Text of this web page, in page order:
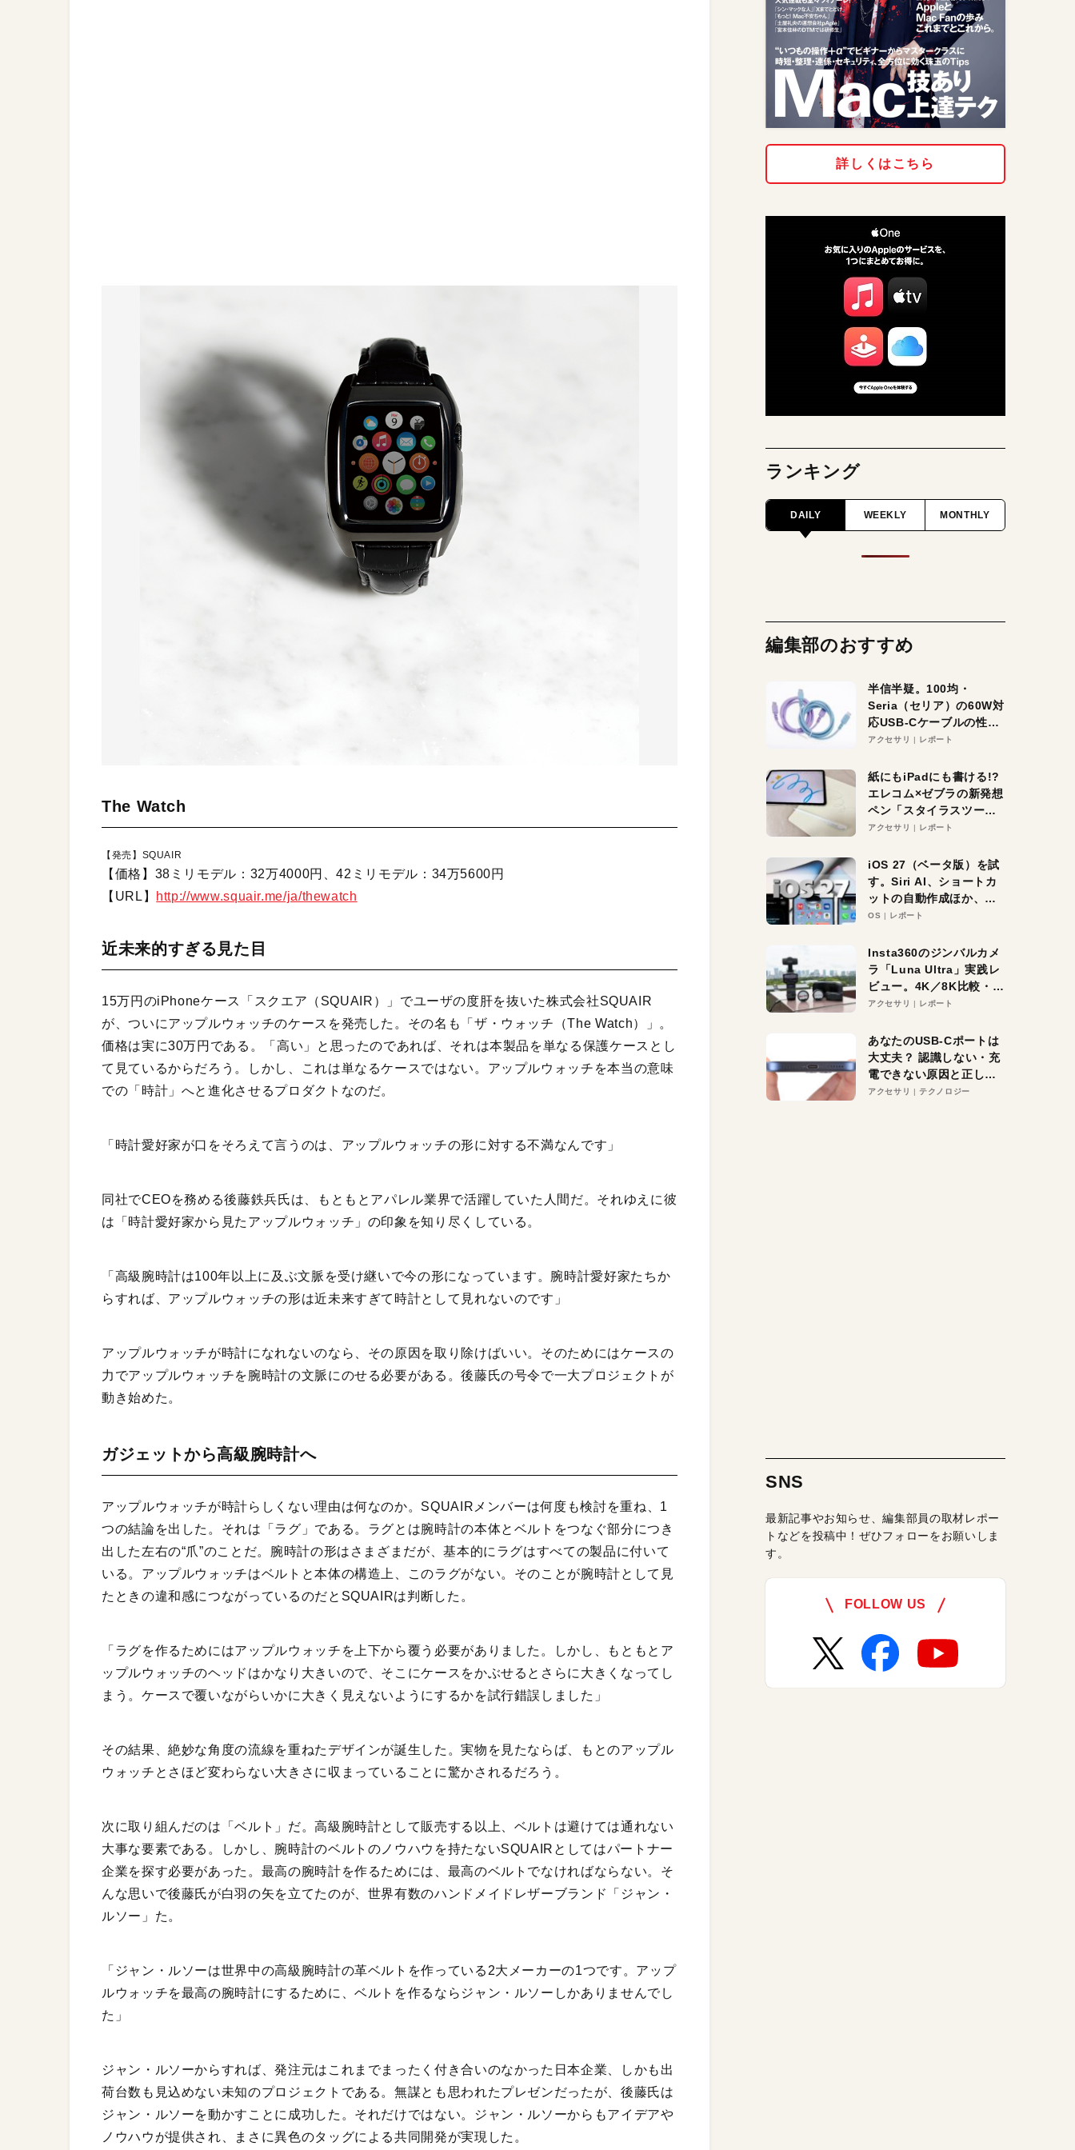
The Watch
【発売】SQUAIR
【価格】38ミリモデル：32万4000円、42ミリモデル：34万5600円
【URL】
http://www.squair.me/ja/thewatch
近未来的すぎる見た目
15万円のiPhoneケース「スクエア（SQUAIR）」でユーザの度肝を抜いた株式会社SQUAIR
が、ついにアップルウォッチのケースを発売した。その名も「ザ・ウォッチ（The Watch）」。
価格は実に30万円である。「高い」と思ったのであれば、それは本製品を単なる保護ケースとし
て見ているからだろう。しかし、これは単なるケースではない。アップルウォッチを本当の意味
での「時計」へと進化させるプロダクトなのだ。
「時計愛好家が口をそろえて言うのは、アップルウォッチの形に対する不満なんです」
同社でCEOを務める後藤鉄兵氏は、もともとアパレル業界で活躍していた人間だ。それゆえに彼
は「時計愛好家から見たアップルウォッチ」の印象を知り尽くしている。
「高級腕時計は100年以上に及ぶ文脈を受け継いで今の形になっています。腕時計愛好家たちか
らすれば、アップルウォッチの形は近未来すぎて時計として見れないのです」
アップルウォッチが時計になれないのなら、その原因を取り除けばいい。そのためにはケースの
力でアップルウォッチを腕時計の文脈にのせる必要がある。後藤氏の号令で一大プロジェクトが
動き始めた。
ガジェットから高級腕時計へ
アップルウォッチが時計らしくない理由は何なのか。SQUAIRメンバーは何度も検討を重ね、1
つの結論を出した。それは「ラグ」である。ラグとは腕時計の本体とベルトをつなぐ部分につき
出した左右の“爪”のことだ。腕時計の形はさまざまだが、基本的にラグはすべての製品に付いて
いる。アップルウォッチはベルトと本体の構造上、このラグがない。そのことが腕時計として見
たときの違和感につながっているのだとSQUAIRは判断した。
「ラグを作るためにはアップルウォッチを上下から覆う必要がありました。しかし、もともとア
ップルウォッチのヘッドはかなり大きいので、そこにケースをかぶせるとさらに大きくなってし
まう。ケースで覆いながらいかに大きく見えないようにするかを試行錯誤しました」
その結果、絶妙な角度の流線を重ねたデザインが誕生した。実物を見たならば、もとのアップル
ウォッチとさほど変わらない大きさに収まっていることに驚かされるだろう。
次に取り組んだのは「ベルト」だ。高級腕時計として販売する以上、ベルトは避けては通れない
大事な要素である。しかし、腕時計のベルトのノウハウを持たないSQUAIRとしてはパートナー
企業を探す必要があった。最高の腕時計を作るためには、最高のベルトでなければならない。そ
んな思いで後藤氏が白羽の矢を立てたのが、世界有数のハンドメイドレザーブランド「ジャン・
ルソー」た。
「ジャン・ルソーは世界中の高級腕時計の革ベルトを作っている2大メーカーの1つです。アップ
ルウォッチを最高の腕時計にするために、ベルトを作るならジャン・ルソーしかありませんでし
た」
ジャン・ルソーからすれば、発注元はこれまでまったく付き合いのなかった日本企業、しかも出
荷台数も見込めない未知のプロジェクトである。無謀とも思われたプレゼンだったが、後藤氏は
ジャン・ルソーを動かすことに成功した。それだけではない。ジャン・ルソーからもアイデアや
ノウハウが提供され、まさに異色のタッグによる共同開発が実現した。
詳しくはこちら
ランキング
DAILY WEEKLY MONTHLY
編集部のおすすめ
半信半疑。100均・
Seria（セリア）の60W対
応USB-Cケーブルの性能
を検証。超コスパの1本を
アクセサリ レポート
紙にもiPadにも書ける!?
エレコム×ゼブラの新発想
ペン「スタイラスツーウ
ェイ」レビュー。持ち替
アクセサリ レポート
iOS 27（ベータ版）を試
す。Siri AI、ショートカ
ットの自動作成ほか、期
待大の便利機能5選。
る未来はすぐそこ！
OS レポート
Insta360のジンバルカメ
ラ「Luna Ultra」実践レ
ビュー。4K／8K比較・ズ
ーム・夜間撮影をチェッ
アクセサリ レポート
あなたのUSB-Cポートは
大丈夫？ 認識しない・充
電できない原因と正しい
対策
アクセサリ テクノロジー
SNS
最新記事やお知らせ、編集部員の取材レポー
トなどを投稿中！ぜひフォローをお願いしま
す。
FOLLOW US